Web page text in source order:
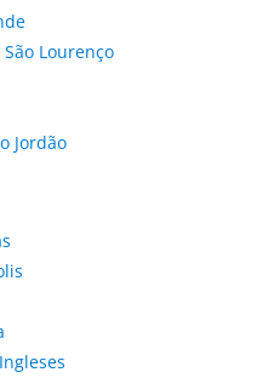
Lourenço
Jordão